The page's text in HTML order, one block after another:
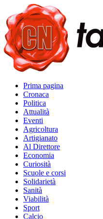
Prima pagina
Cronaca
Politica
Attualità
Eventi
Agricoltura
Artigianato
Al Direttore
Economia
Curiosità
Scuole e corsi
Solidarietà
Sanità
Viabilità
Sport
Calcio